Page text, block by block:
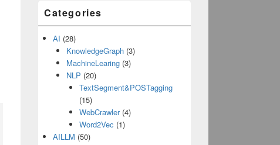
Categories
AI (28)
KnowledgeGraph(3)
MachineLearing(3)
NLP (20)
TextSegment&POSTagging
(15)
WebCrawler(4)
Word2Vec (1)
AILLM (50)